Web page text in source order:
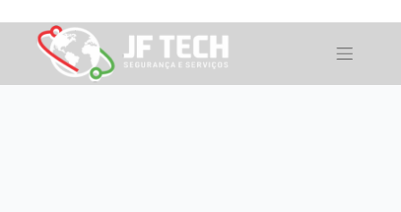
para
conteúdo